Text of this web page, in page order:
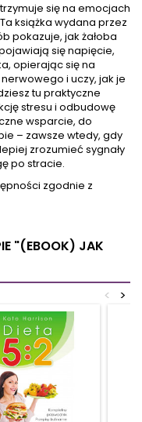
się na emocjach
książka wydana przez
pokazuje, jak żałoba
się napięcie,
opierając się na
i uczy, jak je
tu praktyczne
stresu i odbudowę
wsparcie, do
– zawsze wtedy, gdy
zrozumieć sygnały
po stracie.
zgodnie z
"(EBOOK) JAK
>
<